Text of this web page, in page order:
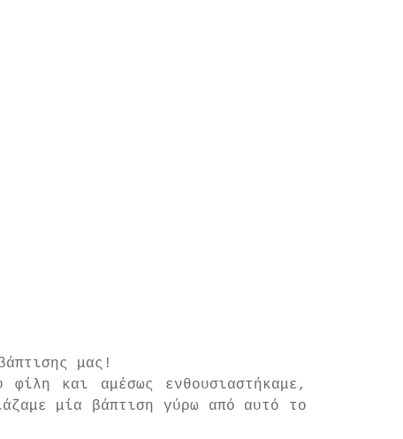
μας!
και αμέσως ενθουσιαστήκαμε,
μία βάπτιση γύρω από αυτό το